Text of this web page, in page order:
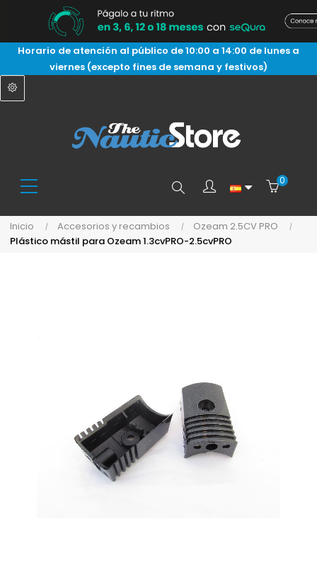
Horario de atención al público de 10:00 a 14:00 de lunes a
viernes (excepto fines de semana y festivos)
Buscar
aquí...
0
Inicio Accesorios y recambios
Ozeam 2.5CV PRO
Plástico mástil para Ozeam 1.3cvPRO-2.5cvPRO